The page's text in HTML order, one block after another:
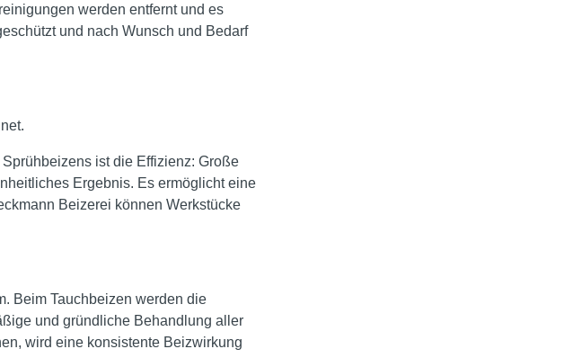
werden entfernt und es
und nach Wunsch und Bedarf
ist die Effizienz: Große
Ergebnis. Es ermöglicht eine
Beizerei können Werkstücke
Beim Tauchbeizen werden die
und gründliche Behandlung aller
wird eine konsistente Beizwirkung